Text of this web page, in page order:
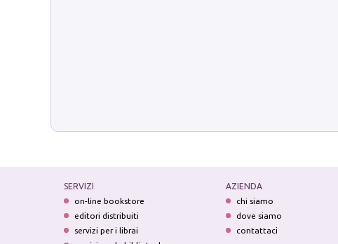
SERVIZI
on-line bookstore
editori distribuiti
servizi per i librai
AZIENDA
chi siamo
dove siamo
contattaci